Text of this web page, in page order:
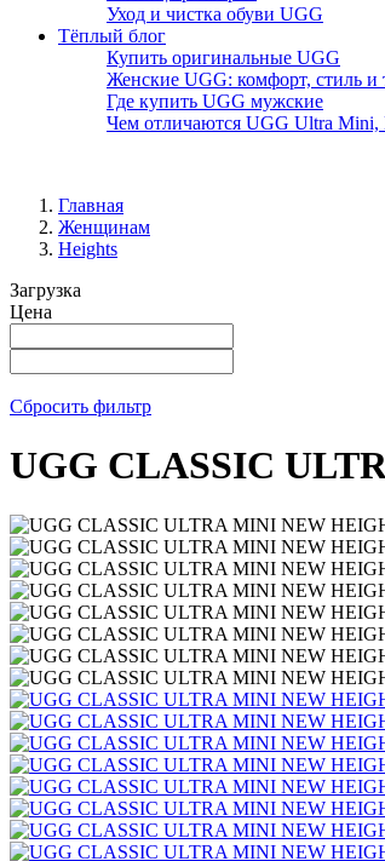
Уход и чистка обуви UGG
Тёплый блог
Купить оригинальные UGG
Женские UGG: комфорт, стиль и
Где купить UGG мужские
Чем отличаются UGG Ultra Mini,
Главная
Женщинам
Heights
Загрузка
Цена
Сбросить фильтр
UGG CLASSIC